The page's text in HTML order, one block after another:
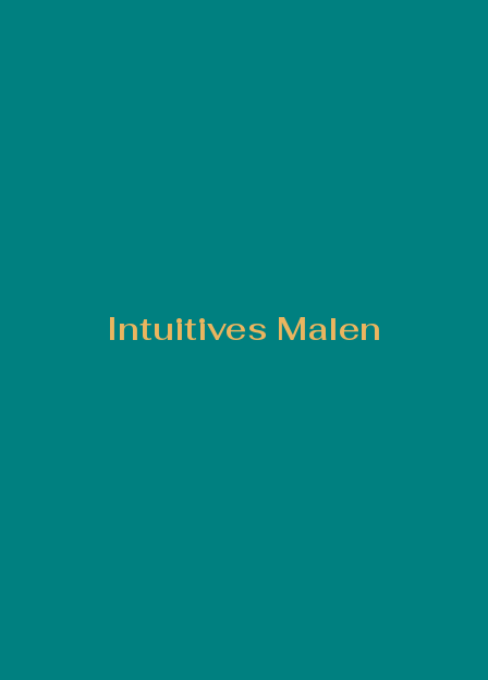
Intuitives Malen